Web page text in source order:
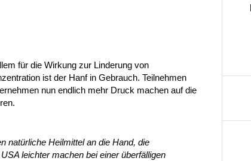
für die Wirkung zur Linderung von
ist der Hanf in Gebrauch. Teilnehmen
nun endlich mehr Druck machen auf die
natürliche Heilmittel an die Hand, die
leichter machen bei einer überfälligen